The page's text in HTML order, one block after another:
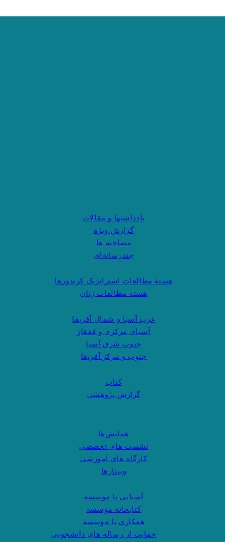
یادداشتها و مقالات
گزارش ویژه
مصاحبه ها
چندرسانه‌ای
هستهٔ مطالعات استراتژیک کریدورها
هسته مطالعات زنان
غرب آسیا و شمال آفریقا
آسیای مرکزی و قفقاز
جنوب شرق آسیا
جنوب و مرکز آفریقا
کتاب
گزارش پژوهشی
همایش‌ها
نشست های تخصصی
کارگاه های آموزشی
وبینارها
آشنایی با موسسه
کتابخانه موسسه
همکاری با موسسه
حمایت از رساله های دانشجویی